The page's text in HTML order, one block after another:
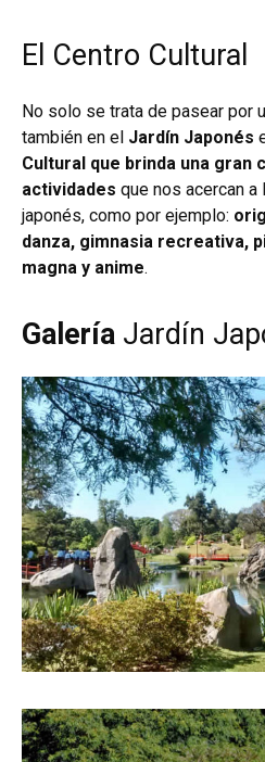
El Centro Cultural
No solo se trata de pasear por
también en el Jardín Japonés
Cultural que brinda una gran
actividades que nos acercan
japonés, como por ejemplo:
danza, gimnasia recreativa,
magna y anime.
Galería Jardín